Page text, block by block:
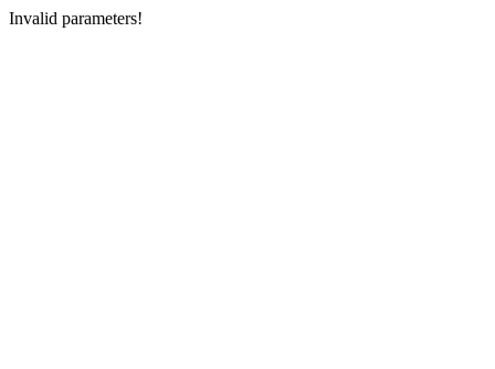
Invalid parameters!